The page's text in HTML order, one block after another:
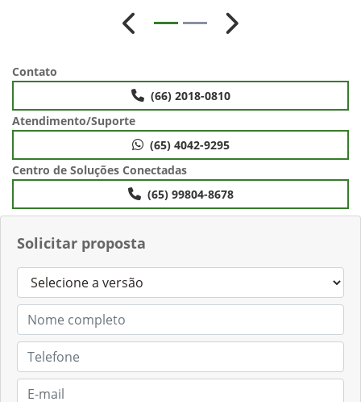
Solicitar proposta
Anterior Próximo
Contato
(66) 2018-0810
Atendimento/Suporte
(65) 4042-9295
Centro de Soluções Conectadas
(65) 99804-8678